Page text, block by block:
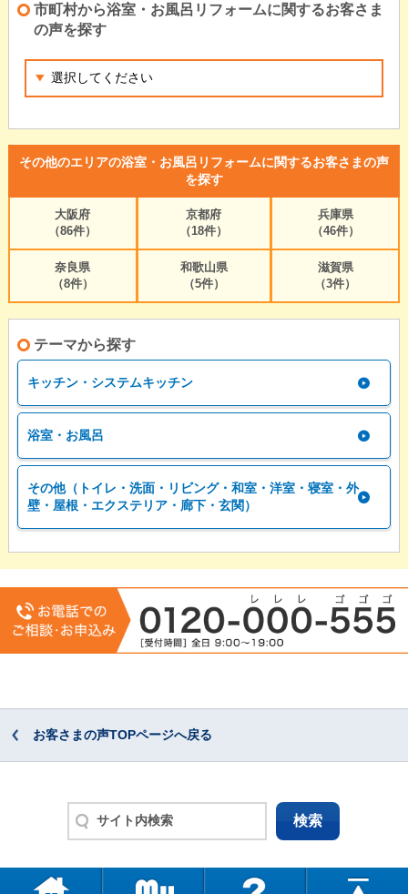
市町村から浴室・お風呂リフォームに関するお客さま
の声を探す
その他のエリアの浴室・お風呂リフォームに関するお客さまの声
を探す
大阪府
（86件）
京都府
（18件）
兵庫県
（46件）
奈良県
（8件）
和歌山県
（5件）
滋賀県
（3件）
テーマから探す
キッチン・システムキッチン
浴室・お風呂
その他（トイレ・洗面・リビング・和室・洋室・寝室・外
壁・屋根・エクステリア・廊下・玄関）
お客さまの声TOPページへ戻る